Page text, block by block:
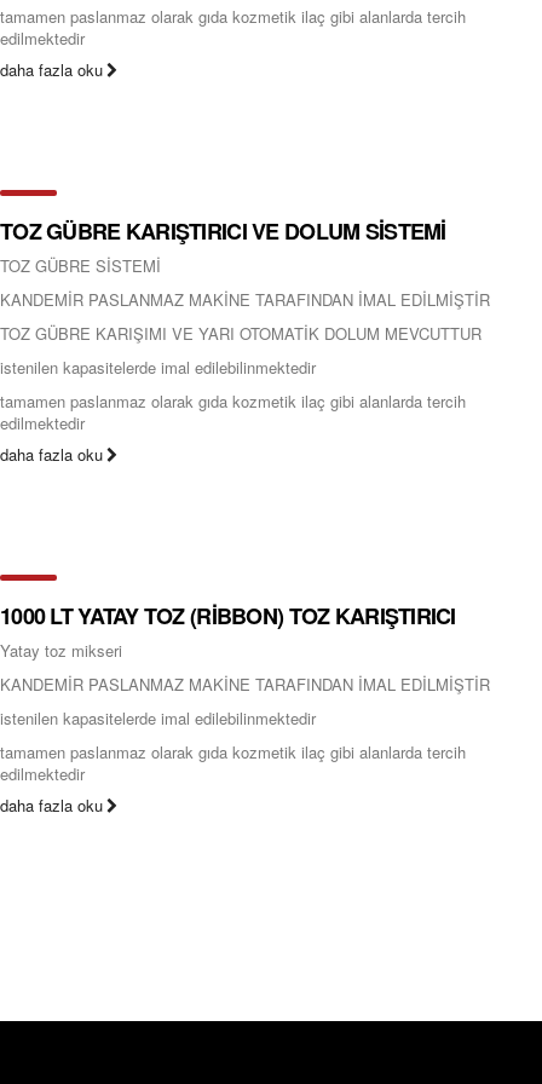
tamamen paslanmaz olarak gıda kozmetik ilaç gibi alanlarda tercih
edilmektedir
daha fazla oku
TOZ GÜBRE KARIŞTIRICI VE DOLUM SİSTEMİ
TOZ GÜBRE SİSTEMİ
KANDEMİR PASLANMAZ MAKİNE TARAFINDAN İMAL EDİLMİŞTİR
TOZ GÜBRE KARIŞIMI VE YARI OTOMATİK DOLUM MEVCUTTUR
istenilen kapasitelerde imal edilebilinmektedir
tamamen paslanmaz olarak gıda kozmetik ilaç gibi alanlarda tercih
edilmektedir
daha fazla oku
1000 LT YATAY TOZ (RİBBON) TOZ KARIŞTIRICI
Yatay toz mikseri
KANDEMİR PASLANMAZ MAKİNE TARAFINDAN İMAL EDİLMİŞTİR
istenilen kapasitelerde imal edilebilinmektedir
tamamen paslanmaz olarak gıda kozmetik ilaç gibi alanlarda tercih
edilmektedir
daha fazla oku